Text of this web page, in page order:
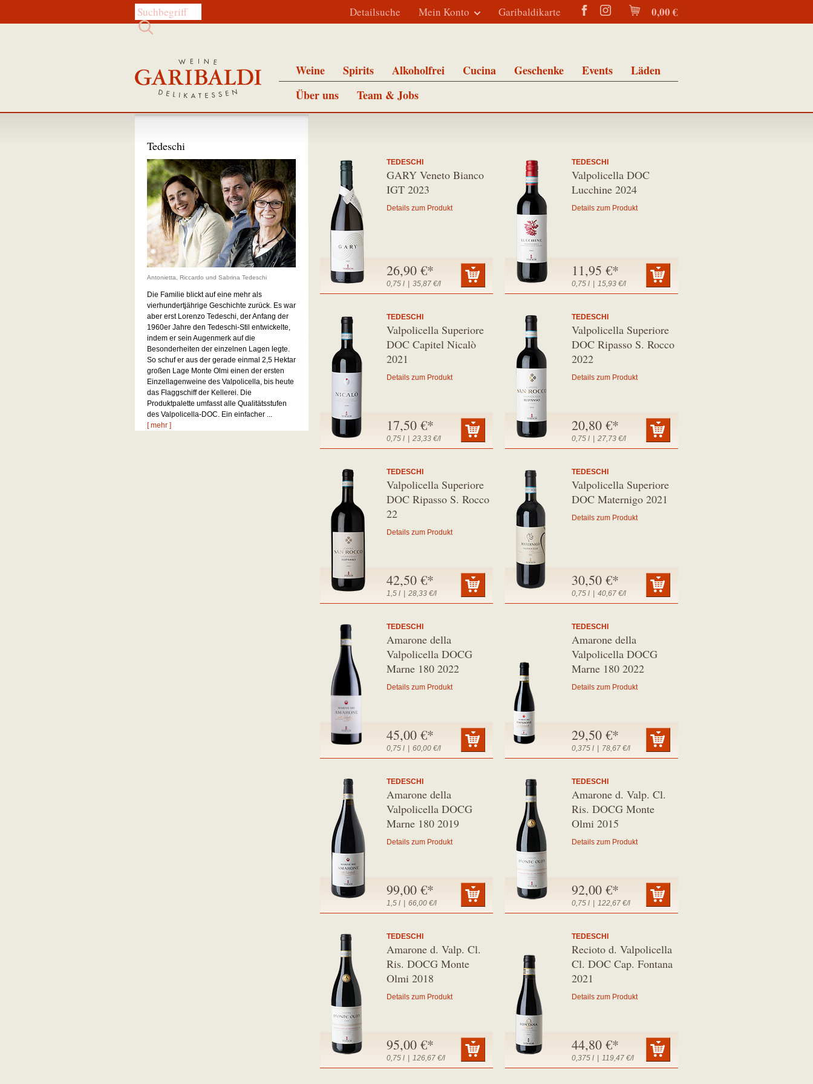
Diese Website durchsuchen: 0,00 €
Garibaldikarte
Mein Konto
Detailsuche
Weine Spirits Alkoholfrei Cucina Geschenke Events
Läden
Über uns
Team & Jobs
TEDESCHI
GARY Veneto Bianco
IGT 2023
Details zum Produkt
26,90 €*
0,75 l 35,87 €/l
TEDESCHI
Valpolicella DOC
Lucchine 2024
Details zum Produkt
11,95 €*
0,75 l 15,93 €/l
TEDESCHI
Valpolicella Superiore
DOC Capitel Nicalò
2021
Details zum Produkt
17,50 €*
0,75 l 23,33 €/l
TEDESCHI
Valpolicella Superiore
DOC Ripasso S. Rocco
2022
Details zum Produkt
20,80 €*
0,75 l 27,73 €/l
TEDESCHI
Valpolicella Superiore
DOC Ripasso S. Rocco
22
Details zum Produkt
42,50 €*
1,5 l 28,33 €/l
TEDESCHI
Valpolicella Superiore
DOC Maternigo 2021
Details zum Produkt
30,50 €*
0,75 l 40,67 €/l
TEDESCHI
Amarone della
Valpolicella DOCG
Marne 180 2022
Details zum Produkt
45,00 €*
0,75 l 60,00 €/l
TEDESCHI
Amarone della
Valpolicella DOCG
Marne 180 2022
Details zum Produkt
29,50 €*
0,375 l 78,67 €/l
TEDESCHI
Amarone della
Valpolicella DOCG
Marne 180 2019
Details zum Produkt
99,00 €*
1,5 l 66,00 €/l
TEDESCHI
Amarone d. Valp. Cl.
Ris. DOCG Monte
Olmi 2015
Details zum Produkt
92,00 €*
0,75 l 122,67 €/l
TEDESCHI
Amarone d. Valp. Cl.
Ris. DOCG Monte
Olmi 2018
Details zum Produkt
95,00 €*
0,75 l 126,67 €/l
TEDESCHI
Recioto d. Valpolicella
Cl. DOC Cap. Fontana
2021
Details zum Produkt
44,80 €*
0,375 l 119,47 €/l
Tedeschi
Antonietta, Riccardo und Sabrina Tedeschi
Die Familie blickt auf eine mehr als
vierhundertjährige Geschichte zurück. Es war
aber erst Lorenzo Tedeschi, der Anfang der
1960er Jahre den Tedeschi-Stil entwickelte,
indem er sein Augenmerk auf die
Besonderheiten der einzelnen Lagen legte.
So schuf er aus der gerade einmal 2,5 Hektar
großen Lage Monte Olmi einen der ersten
Einzellagenweine des Valpolicella, bis heute
das Flaggschiff der Kellerei. Die
Produktpalette umfasst alle Qualitätsstufen
des Valpolicella-DOC. Ein einfacher ...
[ mehr ]